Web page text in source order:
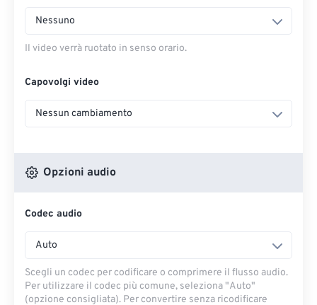
Nessuno
Il video verrà ruotato in senso orario.
Capovolgi video
Nessun cambiamento
Opzioni audio
Codec audio
Auto
Scegli un codec per codificare o comprimere il flusso audio.
Per utilizzare il codec più comune, seleziona "Auto"
(opzione consigliata). Per convertire senza ricodificare